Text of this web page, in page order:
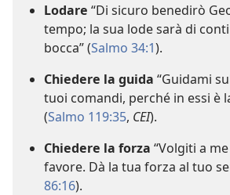
Lodare “Di sicuro benedirò
tempo; la sua lode sarà di
bocca” (Salmo 34:1).
Chiedere la guida “Guidami
tuoi comandi, perché in essi è
(Salmo 119:35, CEI).
Chiedere la forza “Volgiti a
favore. Dà la tua forza al tuo
86:16).